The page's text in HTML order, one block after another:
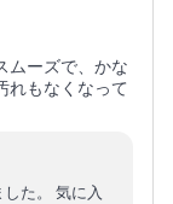
ムーズで、かな
れもなくなって
た。 気に入